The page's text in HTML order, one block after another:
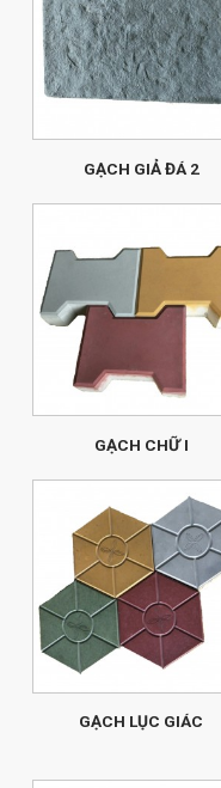
GẠCH GIẢ ĐÁ 2
GẠCH CHỮ I
GẠCH LỤC GIÁC